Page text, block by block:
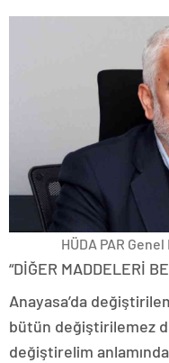
HÜDA PAR
“DİĞER MADDELERİ
Anayasa’da
bütün değiştirilemez
değiştirelim